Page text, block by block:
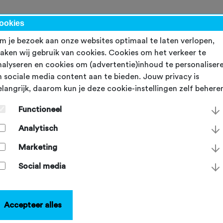
Brentjens voor
op rij ambassadeur van
12 juni 2026
je bezoek aan onze websites optimaal te laten verlopen,
wij gebruik van cookies. Cookies om het verkeer te
en cookies om (advertentie)inhoud te
sociale media content aan te bieden. Jouw privacy is
daarom kun je deze cookie-instellingen zelf
Functioneel
Analytisch
Marketing
Social media
Accepteer alles